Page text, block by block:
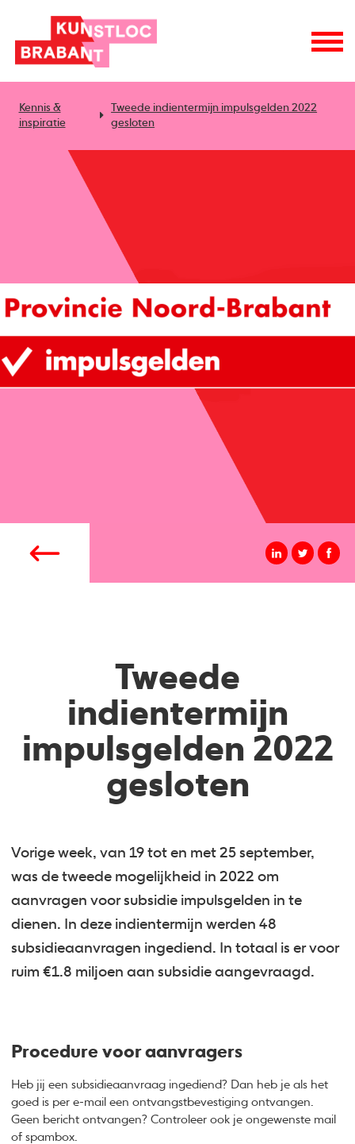
Kennis &
inspiratie
Tweede indientermijn impulsgelden 2022
gesloten
Tweede
indientermijn
impulsgelden 2022
gesloten
Vorige week, van 19 tot en met 25 september,
was de tweede mogelijkheid in 2022 om
aanvragen voor subsidie impulsgelden in te
dienen. In deze indientermijn werden 48
subsidieaanvragen ingediend. In totaal is er voor
ruim €1.8 miljoen aan subsidie aangevraagd.
Procedure voor aanvragers
Heb jij een subsidieaanvraag ingediend? Dan heb je als het
goed is per e-mail een ontvangstbevestiging ontvangen.
Geen bericht ontvangen? Controleer ook je ongewenste mail
of spambox.